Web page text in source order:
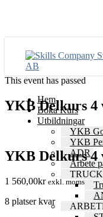
Hem
Boka Kurs
Utbildningar
YKB
YKB
ADR
Arbete
TRUCK
This event has passed
YKB Delkurs 4
YKB Delkurs 4
1 560,00kr exkl. moms
8 platser kvar